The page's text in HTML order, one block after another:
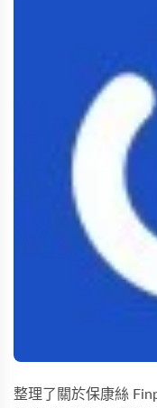
整理了關於保康絲